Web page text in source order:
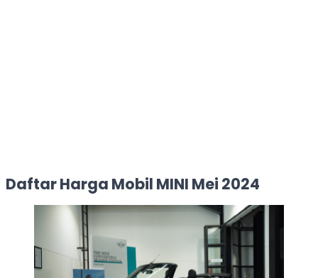
Daftar Harga Mobil MINI Mei 2024